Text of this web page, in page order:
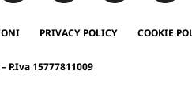
PRIVACY POLICY COOKIE
P.Iva 15777811009